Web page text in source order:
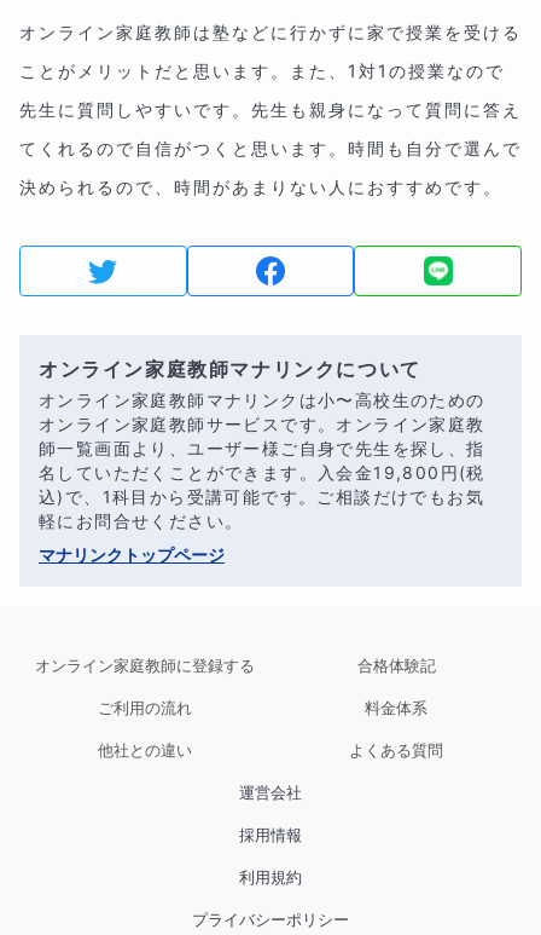
オンライン家庭教師は塾などに行かずに家で授業を受ける
ことがメリットだと思います。また、1対1の授業なので
先生に質問しやすいです。先生も親身になって質問に答え
てくれるので自信がつくと思います。時間も自分で選んで
決められるので、時間があまりない人におすすめです。
オンライン家庭教師マナリンクについて
オンライン家庭教師マナリンクは小〜高校生のための
オンライン家庭教師サービスです。オンライン家庭教
師一覧画面より、ユーザー様ご自身で先生を探し、指
名していただくことができます。入会金19,800 円(税
込)で、1科目から受講可能です。ご相談だけでもお気
軽にお問合せください。
マナリンクトップページ
オンライン家庭教師に登録する 合格体験記
ご利用の流れ 料金体系
他社との違い よくある質問
運営会社
採用情報
利用規約
プライバシーポリシー